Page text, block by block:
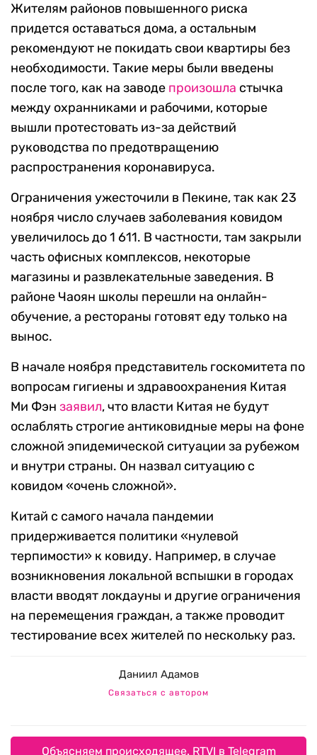
Жителям районов повышенного риска
придется оставаться дома, а остальным
рекомендуют не покидать свои квартиры без
необходимости. Такие меры были введены
после того, как на заводе произошла стычка
между охранниками и рабочими, которые
вышли протестовать из-за действий
руководства по предотвращению
распространения коронавируса.
Ограничения ужесточили в Пекине, так как 23
ноября число случаев заболевания ковидом
увеличилось до 1 611. В частности, там закрыли
часть офисных комплексов, некоторые
магазины и развлекательные заведения. В
районе Чаоян школы перешли на онлайн-
обучение, а рестораны готовят еду только на
вынос.
В начале ноября представитель госкомитета по
вопросам гигиены и здравоохранения Китая
Ми Фэн заявил, что власти Китая не будут
ослаблять строгие антиковидные меры на фоне
сложной эпидемической ситуации за рубежом
и внутри страны. Он назвал ситуацию с
ковидом «очень сложной».
Китай с самого начала пандемии
придерживается политики «нулевой
терпимости» к ковиду. Например, в случае
возникновения локальной вспышки в городах
власти вводят локдауны и другие ограничения
на перемещения граждан, а также проводит
тестирование всех жителей по нескольку раз.
Даниил Адамов
Связаться с автором
Объясняем происходящее. RTVI в Telegram